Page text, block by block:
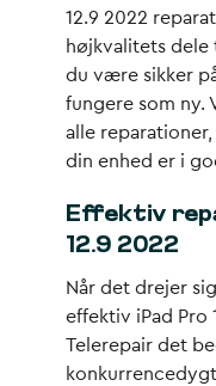
12.9 2022
højkvalitets dele
du være sikker
fungere som ny.
alle
din enhed er i
Effektiv
12.9 2022
Når det drejer
effektiv iPad Pro
Telerepair det